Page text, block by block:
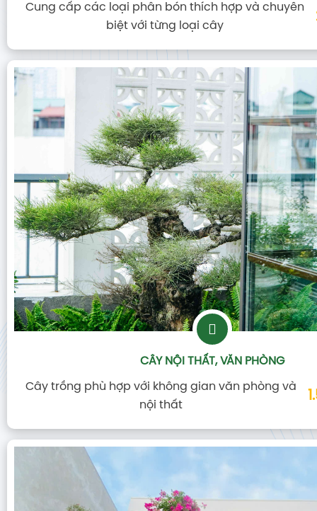
Cung cấp các loại phân bón thích hợp và chuyên
biệt với từng loại cây
CÂY NỘI THẤT, VĂN PHÒNG
Cây trồng phù hợp với không gian văn phòng và
nội thất